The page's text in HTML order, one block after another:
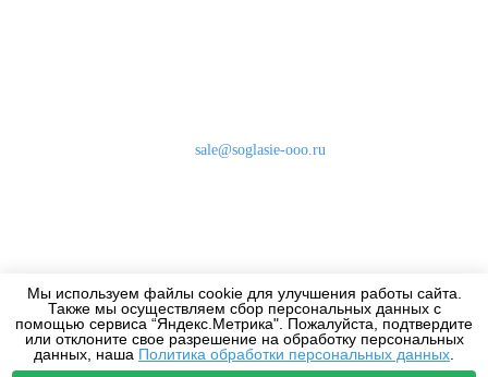
Мы используем файлы cookie для улучшения работы сайта.
Также мы осуществляем сбор персональных данных с
помощью сервиса “Яндекс.Метрика". Пожалуйста, подтвердите
или отклоните свое разрешение на обработку персональных
данных, наша Политика обработки персональных данных
sale@soglasie-ooo.ru
Дизайнерам